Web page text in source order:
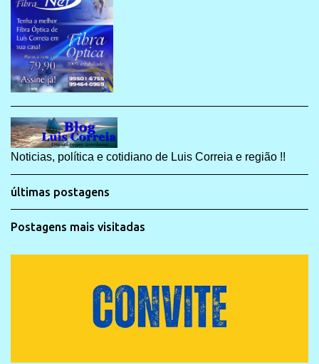
Noticias, política e cotidiano de Luis Correia e região !!
últimas postagens
Postagens mais visitadas